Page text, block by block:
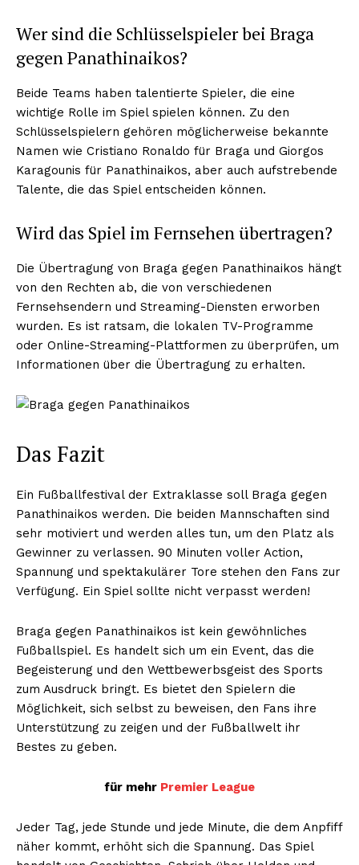
Mein Konto
Haftungsausschluss
Wer sind die Schlüsselspieler bei Braga
gegen Panathinaikos?
Beide Teams haben talentierte Spieler, die eine
wichtige Rolle im Spiel spielen können. Zu den
Schlüsselspielern gehören möglicherweise bekannte
Namen wie Cristiano Ronaldo für Braga und Giorgos
Karagounis für Panathinaikos, aber auch aufstrebende
Talente, die das Spiel entscheiden können.
Wird das Spiel im Fernsehen übertragen?
Die Übertragung von Braga gegen Panathinaikos hängt
von den Rechten ab, die von verschiedenen
Fernsehsendern und Streaming-Diensten erworben
wurden. Es ist ratsam, die lokalen TV-Programme
oder Online-Streaming-Plattformen zu überprüfen, um
Informationen über die Übertragung zu erhalten.
Das Fazit
Ein Fußballfestival der Extraklasse soll Braga gegen
Panathinaikos werden. Die beiden Mannschaften sind
sehr motiviert und werden alles tun, um den Platz als
Gewinner zu verlassen. 90 Minuten voller Action,
Spannung und spektakulärer Tore stehen den Fans zur
Verfügung. Ein Spiel sollte nicht verpasst werden!
Braga gegen Panathinaikos ist kein gewöhnliches
Fußballspiel. Es handelt sich um ein Event, das die
Begeisterung und den Wettbewerbsgeist des Sports
zum Ausdruck bringt. Es bietet den Spielern die
Möglichkeit, sich selbst zu beweisen, den Fans ihre
Unterstützung zu zeigen und der Fußballwelt ihr
Bestes zu geben.
für mehr Premier League
Jeder Tag, jede Stunde und jede Minute, die dem Anpfiff
näher kommt, erhöht sich die Spannung. Das Spiel